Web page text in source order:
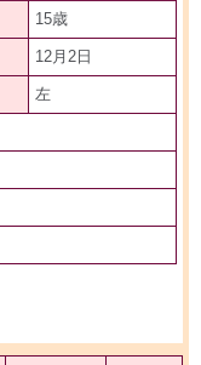
15歳
12月2日
左